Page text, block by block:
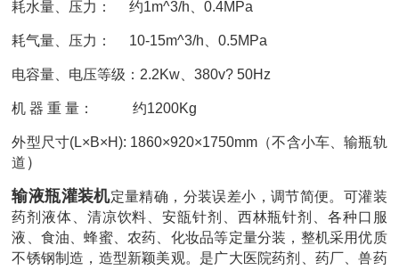
耗水量、压力： 约1m^3/h、0.4MPa
耗气量、压力： 10-15m^3/h、0.5MPa
电容量、电压等级：2.2Kw、380v? 50Hz
机 器 重 量： 约1200Kg
外型尺寸(L×B×H): 1860×920×1750mm（不含小车、输瓶轨
道 ）
输液瓶灌装机定量精确，分装误差小，调节简便。可灌装
药剂液体、清凉饮料、安瓿针剂、西林瓶针剂、各种口服
液、食油、蜂蜜、农药、化妆品等定量分装，整机采用优质
不锈钢制造，造型新颖美观。是广大医院药剂、药厂、兽药